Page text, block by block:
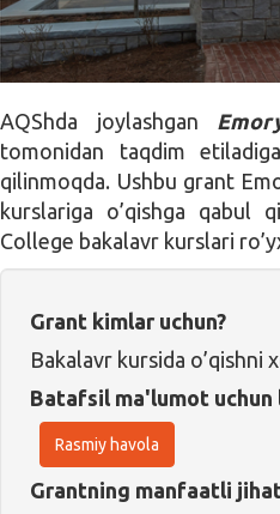
AQShda joylashgan
tomonidan taqdim
qilinmoqda. Ushbu grant
kurslariga o’qishga qabul
College bakalavr kurslari
Grant kimlar uchun?
Bakalavr kursida o’qishni
Batafsil ma'lumot uchun
Rasmiy havola
Grantning manfaatli